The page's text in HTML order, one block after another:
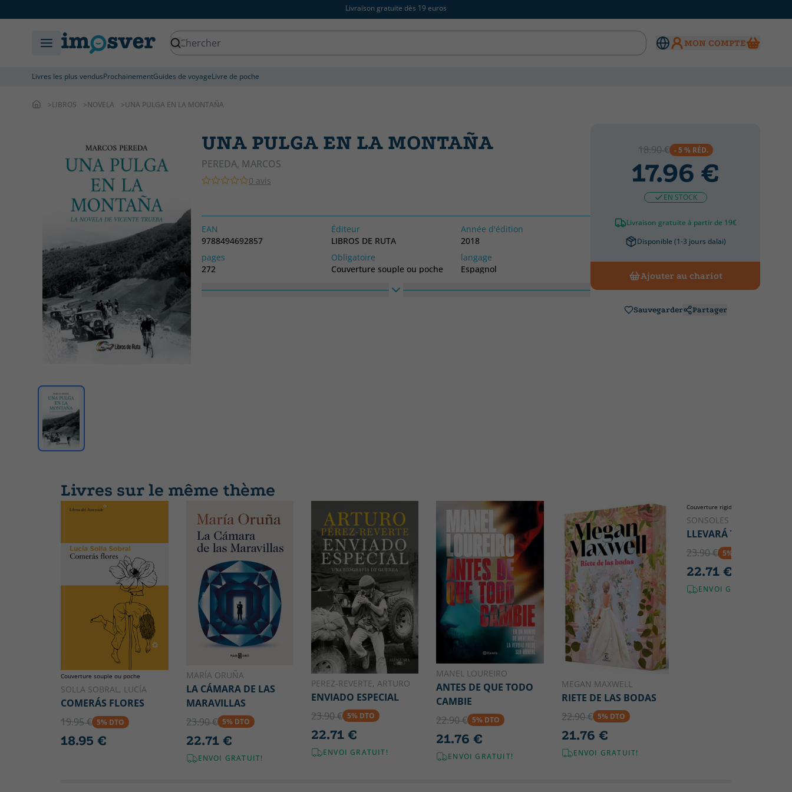
Livraison gratuite dès 19 euros
MON COMPTE
Livres les plus vendusProchainementGuides de voyageLivre de poche
LIBROS NOVELA UNA PULGA EN LA MONTAÑA
UNA PULGA EN LA MONTAÑA
PEREDA, MARCOS
0 avis
EAN
9788494692857
Éditeur
LIBROS DE RUTA
Année d'édition
2018
pages
272
Obligatoire
Couverture souple ou poche
langage
Espagnol
18.90 € - 5 % RÉD.
17.96 €
EN STOCK
Livraison gratuite à partir de 19€
Disponible (1-3 jours dalai)
Ajouter au chariot
Sauvegarder Partager
Livres sur le même thème
Couverture souple ou poche
SOLLA SOBRAL, LUCÍA
COMERÁS FLORES
19.95 € 5% DTO
18.95 €
MARÍA ORUÑA
LA CÁMARA DE LAS
MARAVILLAS
23.90 € 5% DTO
22.71 €
ENVOI GRATUIT!
PEREZ-REVERTE, ARTURO
ENVIADO ESPECIAL
23.90 € 5% DTO
22.71 €
ENVOI GRATUIT!
MANEL LOUREIRO
ANTES DE QUE TODO
CAMBIE
22.90 € 5% DTO
21.76 €
ENVOI GRATUIT!
MEGAN MAXWELL
RIETE DE LAS BODAS
22.90 € 5% DTO
21.76 €
ENVOI GRATUIT!
Couverture rigide
SONSOLES ÓNEGA
LLEVARÁ TU NOMBRE
23.90 € 5% DTO
22.71 €
ENVOI GRATUIT!